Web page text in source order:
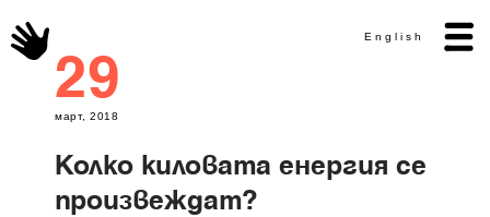
English
29
март, 2018
Колко киловата енергия се
произвеждат?